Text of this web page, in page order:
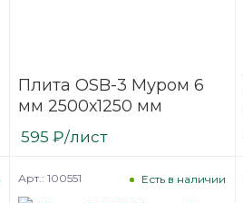
Плита OSB-3 Муром 6
мм 2500х1250 мм
595 ₽/лист
Есть в наличии
Арт.: 100551